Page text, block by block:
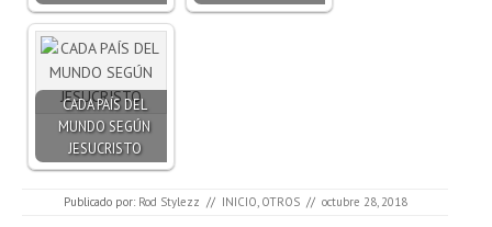
CADA PAÍS DEL
MUNDO SEGÚN
JESUCRISTO
Publicado por: Rod Stylezz // INICIO OTROS // octubre 28, 2018